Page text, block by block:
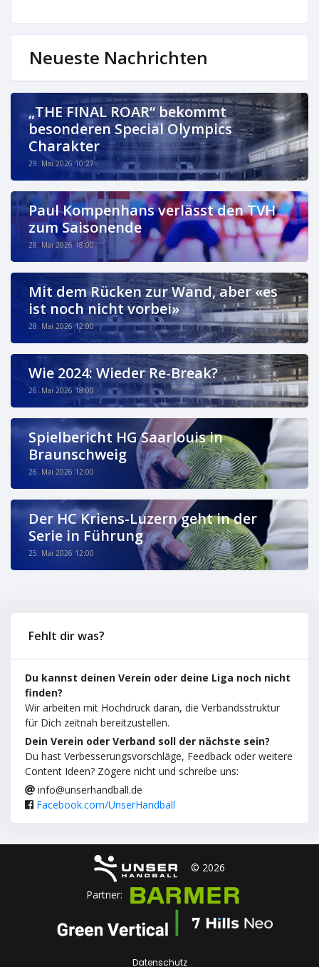
Neueste Nachrichten
„THE FINAL ROAR“ bekommt
besonderen Special Olympics
Charakter
29. Mai 2026 10:27
Paul Kompenhans verlässt den TVH
zum Saisonende
28. Mai 2026 18:00
Mit dem Rücken zur Wand, aber «es
ist noch nicht vorbei»
28. Mai 2026 12:00
Wie 2024: Wieder Re-Break?
26. Mai 2026 18:00
Spielbericht HG Saarlouis in
Braunschweig
26. Mai 2026 12:00
Der HC Kriens-Luzern geht in der
Serie in Führung
25. Mai 2026 12:00
Fehlt dir was?
Du kannst deinen Verein oder deine Liga noch nicht
finden?
Wir arbeiten mit Hochdruck daran, die Verbandsstruktur
für Dich zeitnah bereitzustellen.
Dein Verein oder Verband soll der nächste sein?
Du hast Verbesserungsvorschläge, Feedback oder weitere
Content Ideen? Zögere nicht und schreibe uns:
info@unserhandball.de
Facebook.com/UnserHandball
© 2026
Partner:
Datenschutz